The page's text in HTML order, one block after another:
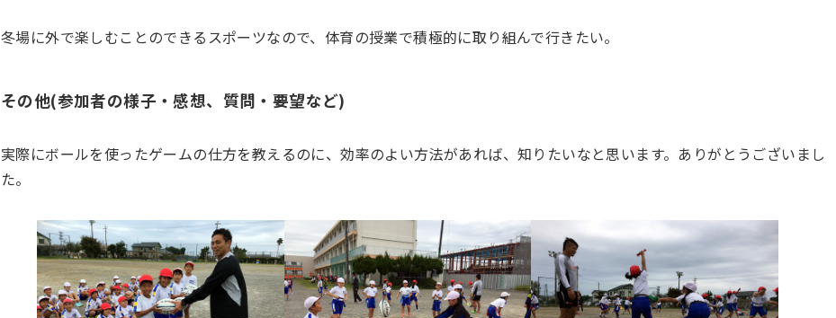
冬場に外で楽しむことのできるスポーツなので、体育の授業で積極的に取り組んで行きたい。
その他(参加者の様子・感想、質問・要望など)
実際にボールを使ったゲームの仕方を教えるのに、効率のよい方法があれば、知りたいなと思います。ありがとうございまし
た。